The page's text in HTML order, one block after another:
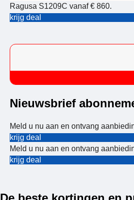
Ragusa S1209C vanaf € 860.
krijg deal
Nieuwsbrief
Meld u nu aan en ontvang
krijg deal
Meld u nu aan en ontvang
krijg deal